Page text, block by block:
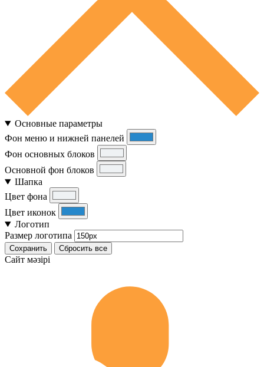
Основные параметры
Фон меню и нижней панелей
Фон основных блоков
Основной фон блоков
Шапка
Цвет фона
Цвет иконок
Логотип
Размер логотипа
Сохранить Сбросить все
Cайт мәзірі